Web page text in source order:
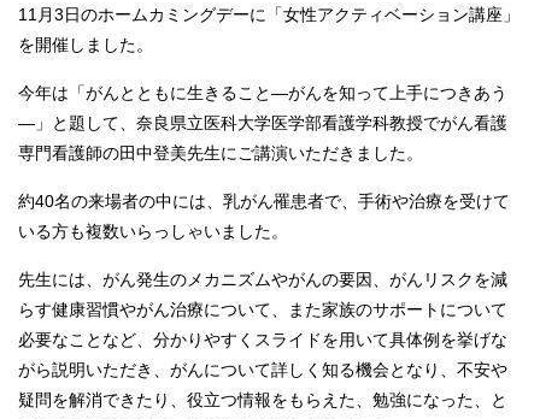
11月3日のホームカミングデーに「女性アクティベーション講座」
を開催しました。
今年は「がんとともに生きること―がんを知って上手につきあう
―」と題して、奈良県立医科大学医学部看護学科教授でがん看護
専門看護師の田中登美先生にご講演いただきました。
約40名の来場者の中には、乳がん罹患者で、手術や治療を受けて
いる方も複数いらっしゃいました。
先生には、がん発生のメカニズムやがんの要因、がんリスクを減
らす健康習慣やがん治療について、また家族のサポートについて
必要なことなど、分かりやすくスライドを用いて具体例を挙げな
がら説明いただき、がんについて詳しく知る機会となり、不安や
疑問を解消できたり、役立つ情報をもらえた、勉強になった、と